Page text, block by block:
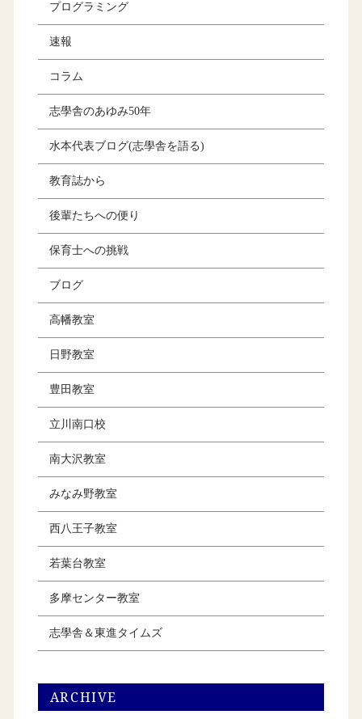
プログラミング
速報
コラム
志學舎のあゆみ50年
水本代表ブログ(志學舎を語る)
教育誌から
後輩たちへの便り
保育士への挑戦
ブログ
高幡教室
日野教室
豊田教室
立川南口校
南大沢教室
みなみ野教室
西八王子教室
若葉台教室
多摩センター教室
志學舎＆東進タイムズ
ARCHIVE